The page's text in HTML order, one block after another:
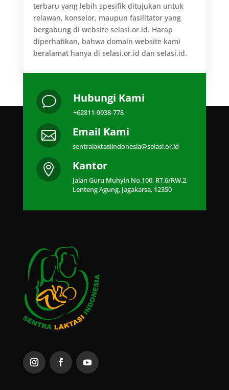
terbaru yang lebih spesifik ditujukan untuk
relawan, konselor, maupun fasilitator yang
bergabung di website selasi.or.id. Harap
diperhatikan, bahwa domain website kami
beralamat hanya di selasi.or.id dan selasi.id.
v Hubungi Kami
+62811-9938-778
 Email Kami
sentralaktasiindonesia@selasi.or.id
 Kantor
Jalan Guru Muhyin No.100, RT.6/RW.2,
Lenteng Agung, Jagakarsa, 12350